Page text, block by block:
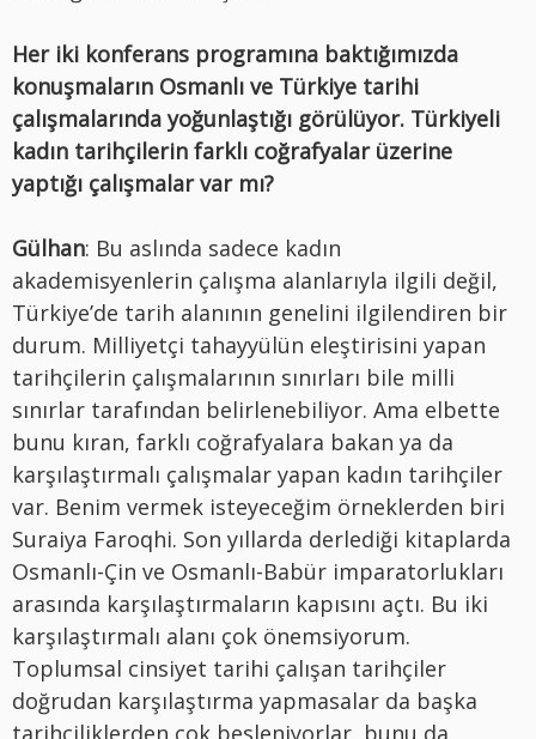
Her iki konferans programına baktığımızda
konuşmaların Osmanlı ve Türkiye tarihi
çalışmalarında yoğunlaştığı görülüyor. Türkiyeli
kadın tarihçilerin farklı coğrafyalar üzerine
yaptığı çalışmalar var mı?
Gülhan: Bu aslında sadece kadın
akademisyenlerin çalışma alanlarıyla ilgili değil,
Türkiye’de tarih alanının genelini ilgilendiren bir
durum. Milliyetçi tahayyülün eleştirisini yapan
tarihçilerin çalışmalarının sınırları bile milli
sınırlar tarafından belirlenebiliyor. Ama elbette
bunu kıran, farklı coğrafyalara bakan ya da
karşılaştırmalı çalışmalar yapan kadın tarihçiler
var. Benim vermek isteyeceğim örneklerden biri
Suraiya Faroqhi. Son yıllarda derlediği kitaplarda
Osmanlı-Çin ve Osmanlı-Babür imparatorlukları
arasında karşılaştırmaların kapısını açtı. Bu iki
karşılaştırmalı alanı çok önemsiyorum.
Toplumsal cinsiyet tarihi çalışan tarihçiler
doğrudan karşılaştırma yapmasalar da başka